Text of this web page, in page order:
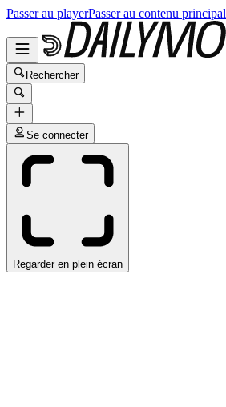
Passer au playerPasser au contenu principal
Rechercher
Se connecter
Regarder en plein écran